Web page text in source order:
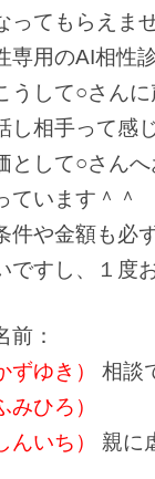
ってもらえま
専用のAI相性
うして○さん
し相手って感
として○さん
ています＾＾
件や金額も必
ですし、１度
前：
ずゆき）
相談
みひろ）
んいち）
親に